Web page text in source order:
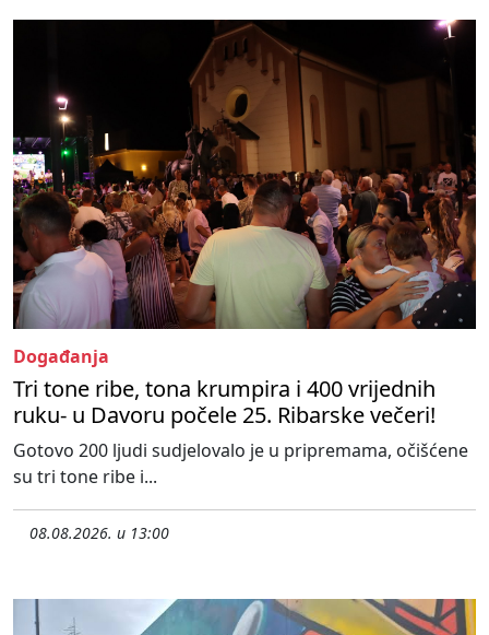
Događanja
Tri tone ribe, tona krumpira i 400 vrijednih
ruku- u Davoru počele 25. Ribarske večeri!
Gotovo 200 ljudi sudjelovalo je u pripremama, očišćene
su tri tone ribe i...
08.08.2026. u 13:00